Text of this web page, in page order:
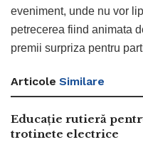
eveniment, unde nu vor
petrecerea fiind animata
premii surpriza pentru
Articole Similare
Educație rutieră
trotinete electrice